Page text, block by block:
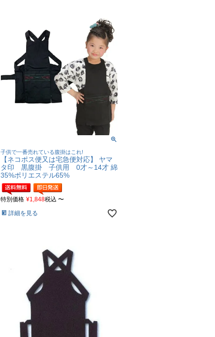
子供で一番売れている腹掛はこれ!
【ネコポス便又は宅急便対応】 ヤマ
タ印 黒腹掛 子供用 0才～14才 綿
35%ポリエステル65%
特別価格 ¥1,848税込 〜
詳細を見る